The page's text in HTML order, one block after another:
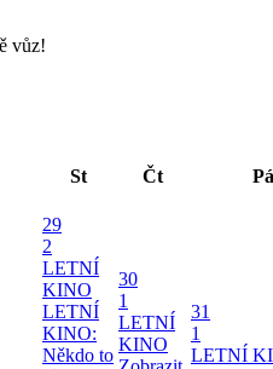
vůz!
St Čt
Pá
29
2
LETNÍ
KINO
LETNÍ
KINO:
Někdo to
30
1
LETNÍ
KINO
31
1
LETNÍ